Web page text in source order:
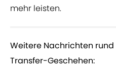
mehr leisten.
Weitere Nachrichten
Transfer-Geschehen: